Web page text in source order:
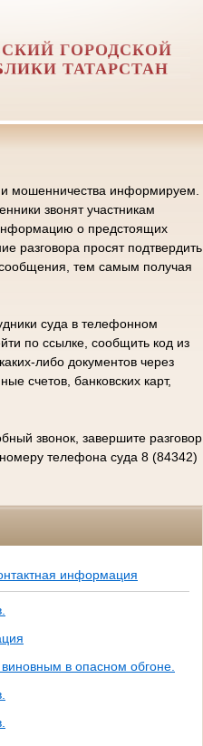
ГОРОДСКОЙ
ТАТАРСТАН
мошенничества информируем.
звонят участникам
о предстоящих
разговора просят подтвердить
тем самым получая
суда в телефонном
по ссылке, сообщить код из
либо документов через
счетов, банковских карт,
звонок, завершите разговор
телефона суда 8 (84342)
информация
в опасном обгоне.